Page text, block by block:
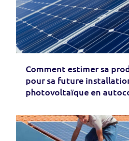
Comment estimer sa
pour sa future
photovoltaïque en